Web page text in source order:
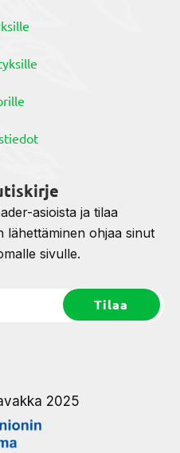
asioista ja tilaa
lähettäminen ohjaa sinut
sivulle.
2025